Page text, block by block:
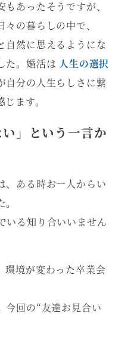
あったそうですが、
の暮らしの中で、
自然に思えるようにな
た。婚活は 人生の選択
自分の人生らしさに繋
ます。
い」という一言か
、ある時お一人からい
いる知り合いいません
環境が変わった卒業会
回の“友達お見合い